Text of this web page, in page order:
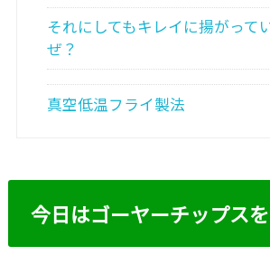
それにしてもキレイに揚がって
ぜ？
真空低温フライ製法
今日はゴーヤーチップス